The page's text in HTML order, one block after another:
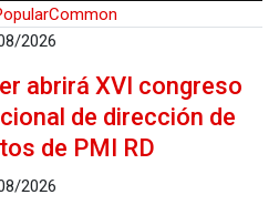
Common
2026
abrirá XVI congreso
de dirección de
de PMI RD
2026